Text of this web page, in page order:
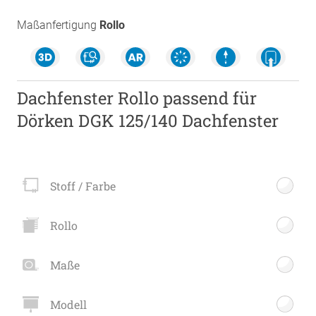
Maßanfertigung Rollo
Dachfenster Rollo passend für
Dörken DGK 125/140 Dachfenster
Stoff / Farbe
Rollo
Maße
Modell